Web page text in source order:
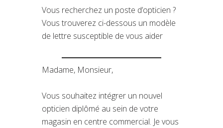
Vous recherchez un poste d’opticien ?
Vous trouverez ci-dessous un modèle
de lettre susceptible de vous aider
Madame, Monsieur,
Vous souhaitez intégrer un nouvel
opticien diplômé au sein de votre
magasin en centre commercial. Je vous